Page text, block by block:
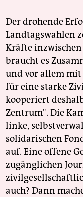
Der drohende
Landtagswahlen
Kräfte inzwischen
braucht es
und vor allem mit
für eine starke
kooperiert
Zentrum". Die
linke,
solidarischen
auf. Eine offene
zugänglichen
auch? Dann